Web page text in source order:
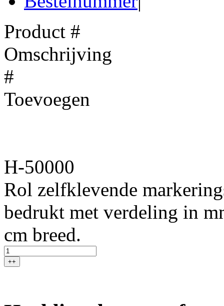
Product #
Omschrijving
#
Toevoegen
H-50000
Rol zelfklevende
bedrukt met verdeling in
cm breed.
++